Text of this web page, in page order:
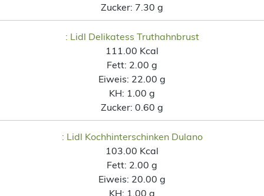
Zucker: 7.30 g
: Lidl Delikatess Truthahnbrust
111.00 Kcal
Fett: 2.00 g
Eiweis: 22.00 g
KH: 1.00 g
Zucker: 0.60 g
: Lidl Kochhinterschinken Dulano
103.00 Kcal
Fett: 2.00 g
Eiweis: 20.00 g
KH: 1.00 g